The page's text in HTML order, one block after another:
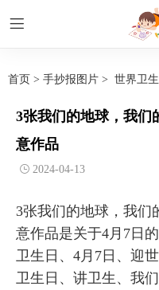
首页 > 手抄报图片 > 世界卫
3张我们的地球，我们
意作品
2024-04-13
3张我们的地球，我们
意作品是关于4月7日
卫生日、4月7日、迎
卫生日、讲卫生、我